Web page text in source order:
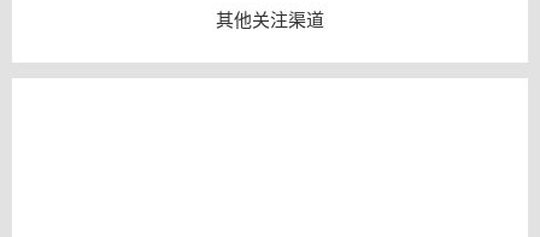
其他关注渠道